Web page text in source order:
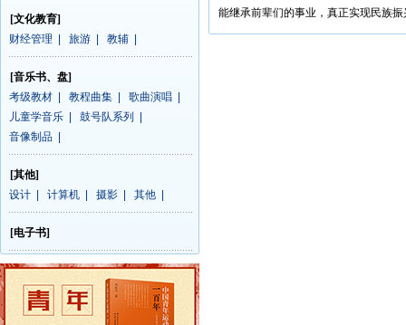
[文化教育]
财经管理
旅游 教辅
[音乐书、盘]
考级教材
教程曲集 歌曲演唱
儿童学音乐
鼓号队系列
音像制品
[其他]
设计
计算机 摄影 其他
[电子书]
能继承前辈们的事业，真正实现民族振